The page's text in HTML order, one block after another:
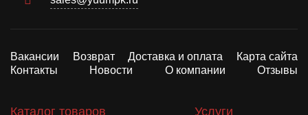
Вакансии Возврат Доставка и оплата
Карта сайта
Контакты
Новости О компании Отзывы
Каталог товаров Услуги